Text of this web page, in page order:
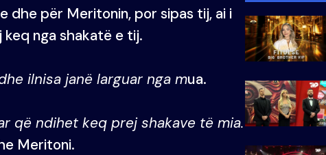
dhe për Meritonin, por sipas tij, ai i
keq nga shakatë e tij.
ilnisa janë larguar nga mua.
që ndihet keq prej shakave të mia.
Meritoni.